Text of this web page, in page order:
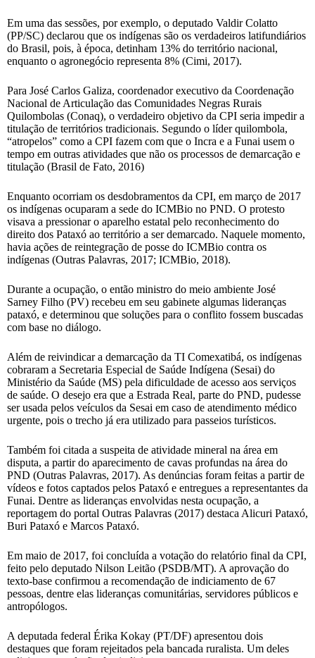
Em uma das sessões, por exemplo, o deputado Valdir Colatto
(PP/SC) declarou que os indígenas são os verdadeiros latifundiários
do Brasil, pois, à época, detinham 13% do território nacional,
enquanto o agronegócio representa 8% (Cimi, 2017).
Para José Carlos Galiza, coordenador executivo da Coordenação
Nacional de Articulação das Comunidades Negras Rurais
Quilombolas (Conaq), o verdadeiro objetivo da CPI seria impedir a
titulação de territórios tradicionais. Segundo o líder quilombola,
“atropelos” como a CPI fazem com que o Incra e a Funai usem o
tempo em outras atividades que não os processos de demarcação e
titulação (Brasil de Fato, 2016)
Enquanto ocorriam os desdobramentos da CPI, em março de 2017
os indígenas ocuparam a sede do ICMBio no PND. O protesto
visava a pressionar o aparelho estatal pelo reconhecimento do
direito dos Pataxó ao território a ser demarcado. Naquele momento,
havia ações de reintegração de posse do ICMBio contra os
indígenas (Outras Palavras, 2017; ICMBio, 2018).
Durante a ocupação, o então ministro do meio ambiente José
Sarney Filho (PV) recebeu em seu gabinete algumas lideranças
pataxó, e determinou que soluções para o conflito fossem buscadas
com base no diálogo.
Além de reivindicar a demarcação da TI Comexatibá, os indígenas
cobraram a Secretaria Especial de Saúde Indígena (Sesai) do
Ministério da Saúde (MS) pela dificuldade de acesso aos serviços
de saúde. O desejo era que a Estrada Real, parte do PND, pudesse
ser usada pelos veículos da Sesai em caso de atendimento médico
urgente, pois o trecho já era utilizado para passeios turísticos.
Também foi citada a suspeita de atividade mineral na área em
disputa, a partir do aparecimento de cavas profundas na área do
PND (Outras Palavras, 2017). As denúncias foram feitas a partir de
vídeos e fotos captados pelos Pataxó e entregues a representantes da
Funai. Dentre as lideranças envolvidas nesta ocupação, a
reportagem do portal Outras Palavras (2017) destaca Alicuri Pataxó,
Buri Pataxó e Marcos Pataxó.
Em maio de 2017, foi concluída a votação do relatório final da CPI,
feito pelo deputado Nilson Leitão (PSDB/MT). A aprovação do
texto-base confirmou a recomendação de indiciamento de 67
pessoas, dentre elas lideranças comunitárias, servidores públicos e
antropólogos.
A deputada federal Érika Kokay (PT/DF) apresentou dois
destaques que foram rejeitados pela bancada ruralista. Um deles